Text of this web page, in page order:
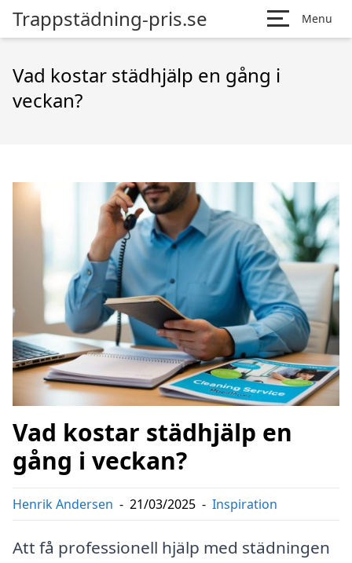
Trappstädning-pris.se Menu
Vad kostar städhjälp en gång i
veckan?
Vad kostar städhjälp en
gång i veckan?
Henrik Andersen - 21/03/2025 - Inspiration
Att få professionell hjälp med städningen